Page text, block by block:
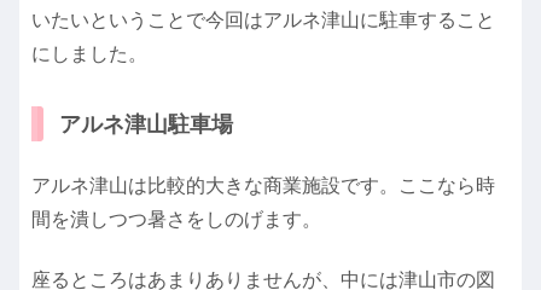
いたいということで今回はアルネ津山に駐車すること
にしました。
アルネ津山駐車場
アルネ津山は比較的大きな商業施設です。ここなら時
間を潰しつつ暑さをしのげます。
座るところはあまりありませんが、中には津山市の図